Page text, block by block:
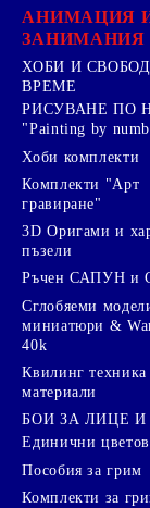
АНИМАЦИЯ
ЗАНИМАНИЯ
ХОБИ И
ВРЕМЕ
РИСУВАНЕ ПО
"Painting by
Хоби комплекти
Комплекти "Арт
гравиране"
3D Оригами и
пъзели
Ръчен САПУН и
Сглобяеми
миниатюри &
40k
Квилинг техника
материали
БОИ ЗА ЛИЦЕ И
Единични
Пособия за грим
Комплекти за